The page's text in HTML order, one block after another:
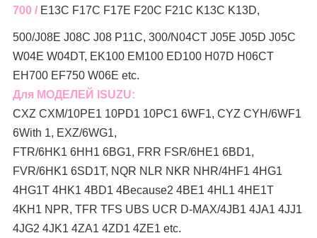
700 / E13C F17C F17E F20C F21C K13C K13D,
500/J08E J08C J08 P11C, 300/N04CT J05E J05D J05C
W04E W04DT, EK100 EM100 ED100 H07D H06CT
EH700 EF750 W06E etc.
Для МОДЕЛЕЙ ISUZU:
CXZ CXM/10PE1 10PD1 10PC1 6WF1, CYZ CYH/6WF1
6With 1, EXZ/6WG1,
FTR/6HK1 6HH1 6BG1, FRR FSR/6HE1 6BD1,
FVR/6HK1 6SD1T, NQR NLR NKR NHR/4HF1 4HG1
4HG1T 4HK1 4BD1 4Because2 4BE1 4HL1 4HE1T
4KH1 NPR, TFR TFS UBS UCR D-MAX/4JB1 4JA1 4JJ1
4JG2 4JK1 4ZA1 4ZD1 4ZE1 etc.